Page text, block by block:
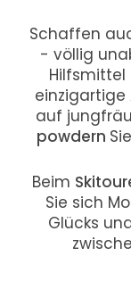
Schaffen
- völlig
einzigartige
auf
powdern
Beim
Sie sich
Glücks